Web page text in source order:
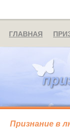
Признание в
ГЛАВНАЯ